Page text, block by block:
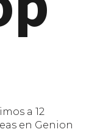
a 12
en Genion